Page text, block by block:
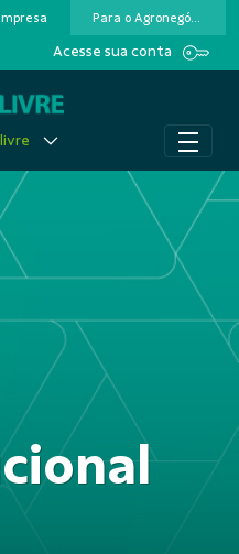
Para o Agronegócio
Acesse sua conta